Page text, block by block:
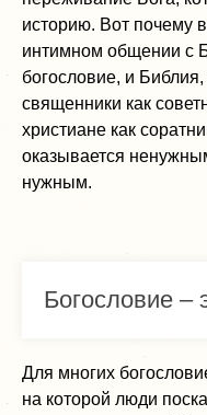
историю. Вот почему
интимном общении с
богословие, и
священники как
христиане как
оказывается
нужным.
Богословие –
Для многих
на которой люди